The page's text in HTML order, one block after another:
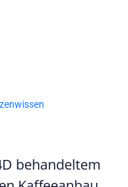
behandeltem